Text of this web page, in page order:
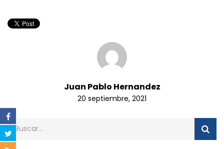
Juan Pablo Hernandez
20 septiembre, 2021